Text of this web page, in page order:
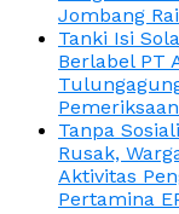
Jombang
Tanki Isi
Berlabel PT
Tanpa
Rusak,
Aktivitas
Pertamina